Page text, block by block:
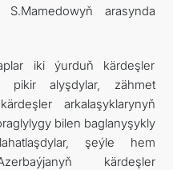
S.Mamedowyň arasynda
iki ýurduň kärdeşler
pikir alyşdylar, zähmet
arkalaşyklarynyň
bilen baglanyşykly
şeýle hem
kärdeşler